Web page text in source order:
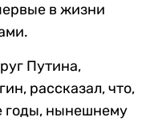
в жизни
Путина,
рассказал, что,
годы, нынешнему